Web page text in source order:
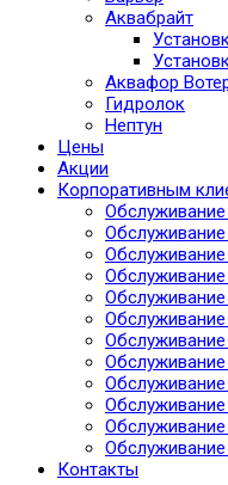
Аквабрайт
Аквафор
Гидролок
Нептун
Цены
Акции
Корпоративным
Контакты